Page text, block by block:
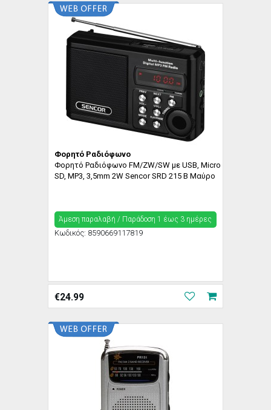
Φορητό Ραδιόφωνο
Φορητό Ραδιόφωνο FM/ZW/SW με USB, Micro
SD, MP3, 3,5mm 2W Sencor SRD 215 B Μαύρο
Άμεση παραλαβή / Παράδoση 1 έως 3 ημέρες
Κωδικός: 8590669117819
€24.99